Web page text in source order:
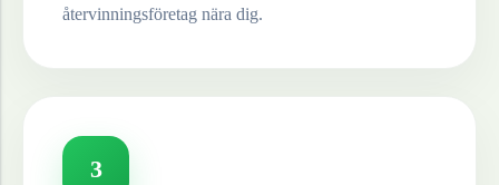
återvinningsföretag nära dig.
3